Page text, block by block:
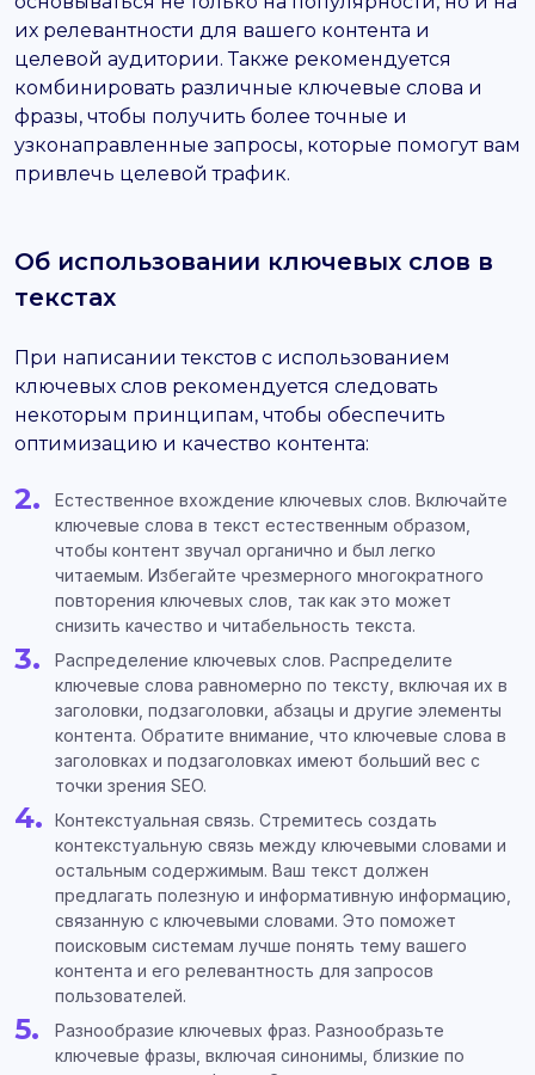
их релевантности для вашего контента и
целевой аудитории. Также рекомендуется
комбинировать различные ключевые слова и
фразы, чтобы получить более точные и
узконаправленные запросы, которые помогут вам
привлечь целевой трафик.
Об использовании ключевых слов в
текстах
При написании текстов с использованием
ключевых слов рекомендуется следовать
некоторым принципам, чтобы обеспечить
оптимизацию и качество контента:
Естественное вхождение ключевых слов. Включайте
ключевые слова в текст естественным образом,
чтобы контент звучал органично и был легко
читаемым. Избегайте чрезмерного многократного
повторения ключевых слов, так как это может
снизить качество и читабельность текста.
Распределение ключевых слов. Распределите
ключевые слова равномерно по тексту, включая их в
заголовки, подзаголовки, абзацы и другие элементы
контента. Обратите внимание, что ключевые слова в
заголовках и подзаголовках имеют больший вес с
точки зрения SEO.
Контекстуальная связь. Стремитесь создать
контекстуальную связь между ключевыми словами и
остальным содержимым. Ваш текст должен
предлагать полезную и информативную информацию,
связанную с ключевыми словами. Это поможет
поисковым системам лучше понять тему вашего
контента и его релевантность для запросов
пользователей.
Разнообразие ключевых фраз. Разнообразьте
ключевые фразы, включая синонимы, близкие по